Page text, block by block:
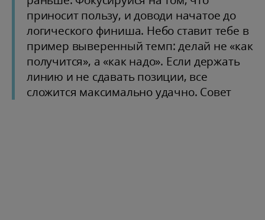
приносит пользу, и доводи начатое до
логического финиша. Небо ставит тебе в
пример выверенный темп: делай не «как
получится», а «как надо». Если держать
линию и не сдавать позиции, все
сложится максимально удачно. Совет